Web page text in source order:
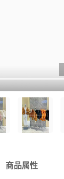
商品属性